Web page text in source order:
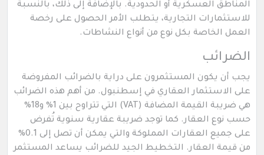
المناطق العسكرية أو الحدودية. بالإضافة إلى ذلك، بالنسبة
للاستثمارات التجارية، يتطلب الأمر الحصول على رخصة
العمل الخاصة بكل نوع من أنواع النشاطات.
الضرائب
يجب أن يكون المستثمرون على دراية بالضرائب المفروضة
على الاستثمار العقاري في إسطنبول. من أهم هذه الضرائب
هي ضريبة القيمة المضافة (VAT) التي تتراوح بين 1% و18%
حسب نوع العقار. كما توجد ضريبة عقارية سنوية تُفرض
على جميع العقارات المملوكة والتي يمكن أن تصل إلى 0.1%
من قيمة العقار. التخطيط الجيد للضرائب يساعد المستثمر